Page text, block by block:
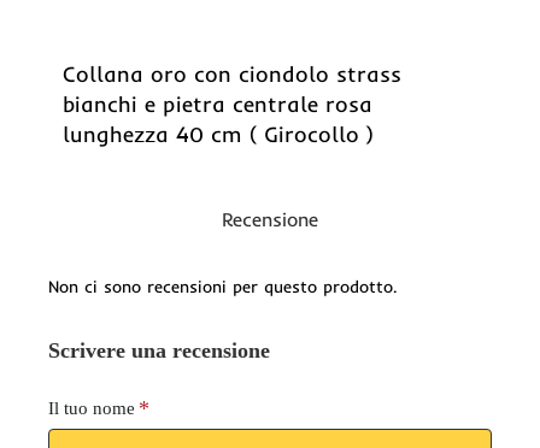
-45%
Collana oro con ciondolo strass
bianchi e pietra centrale rosa
lunghezza 40 cm ( Girocollo )
Recensione
Non ci sono recensioni per questo prodotto.
Scrivere una recensione
Il tuo nome